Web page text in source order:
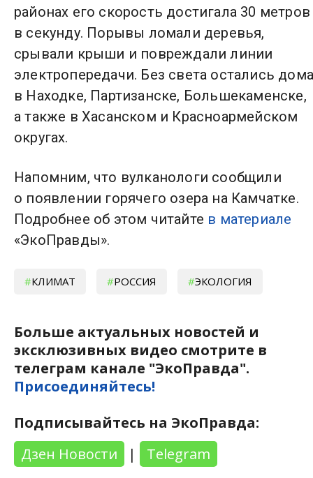
районах его скорость достигала 30 метров
в секунду. Порывы ломали деревья,
срывали крыши и повреждали линии
электропередачи. Без света остались
в Находке, Партизанске, Большекаменске,
а также в Хасанском и Красноармейском
округах.
Напомним, что вулканологи сообщили
о появлении горячего озера на Камчатке.
Подробнее об этом читайте в материале
«ЭкоПравды».
КЛИМАТ РОССИЯ ЭКОЛОГИЯ
Больше актуальных новостей и
эксклюзивных видео смотрите в
телеграм канале "ЭкоПравда".
Присоединяйтесь!
Подписывайтесь на ЭкоПравда:
Дзен Новости
| Telegram